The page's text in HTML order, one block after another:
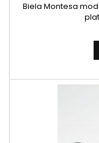
Biela Montesa